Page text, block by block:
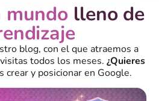
mundo lleno de
blog, con el que atraemos a
todos los meses. ¿Quieres
crear y posicionar en Google.